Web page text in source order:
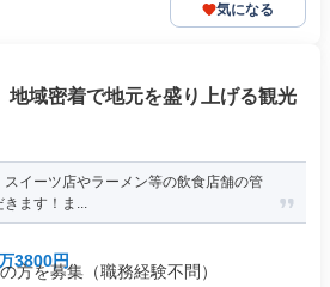
気になる
地域密着で地元を盛り上げる観光
イーツ店やラーメン等の飲食店舗の管
ます！ま...
3800円
方を募集（職務経験不問）